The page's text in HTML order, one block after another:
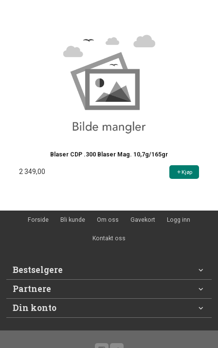
Blaser CDP .300 Blaser Mag. 10,7g/165gr
2 349,00 Kjøp
Forside Bli kunde Om oss Gavekort Logg inn
Kontakt oss
Bestselgere
Partnere
Din konto